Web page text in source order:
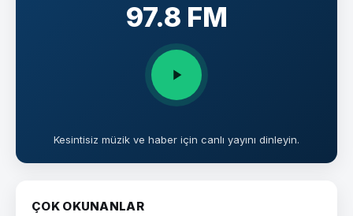
97.8 FM
Kesintisiz müzik ve haber için canlı yayını dinleyin.
ÇOK OKUNANLAR